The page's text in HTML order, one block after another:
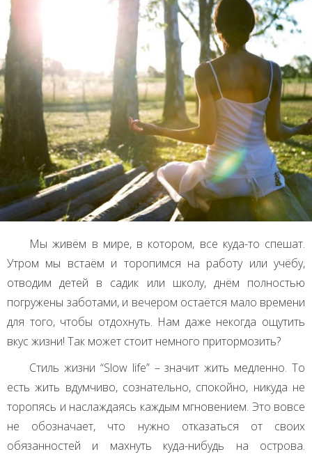
Мы живём в мире, в котором, все куда-то спешат.
Утром мы встаём и торопимся на работу или учёбу,
отводим детей в садик или школу, днём полностью
погружены заботами, и вечером остаётся мало времени
для того, чтобы отдохнуть. Нам даже некогда ощутить
вкус жизни! Так может стоит немного притормозить?
Стиль жизни “Slow life” – значит жить медленно. То
есть жить вдумчиво, сознательно, спокойно, никуда не
торопясь и наслаждаясь каждым мгновением. Это вовсе
не обозначает, что нужно отказаться от своих
обязанностей и махнуть куда-нибудь на острова.